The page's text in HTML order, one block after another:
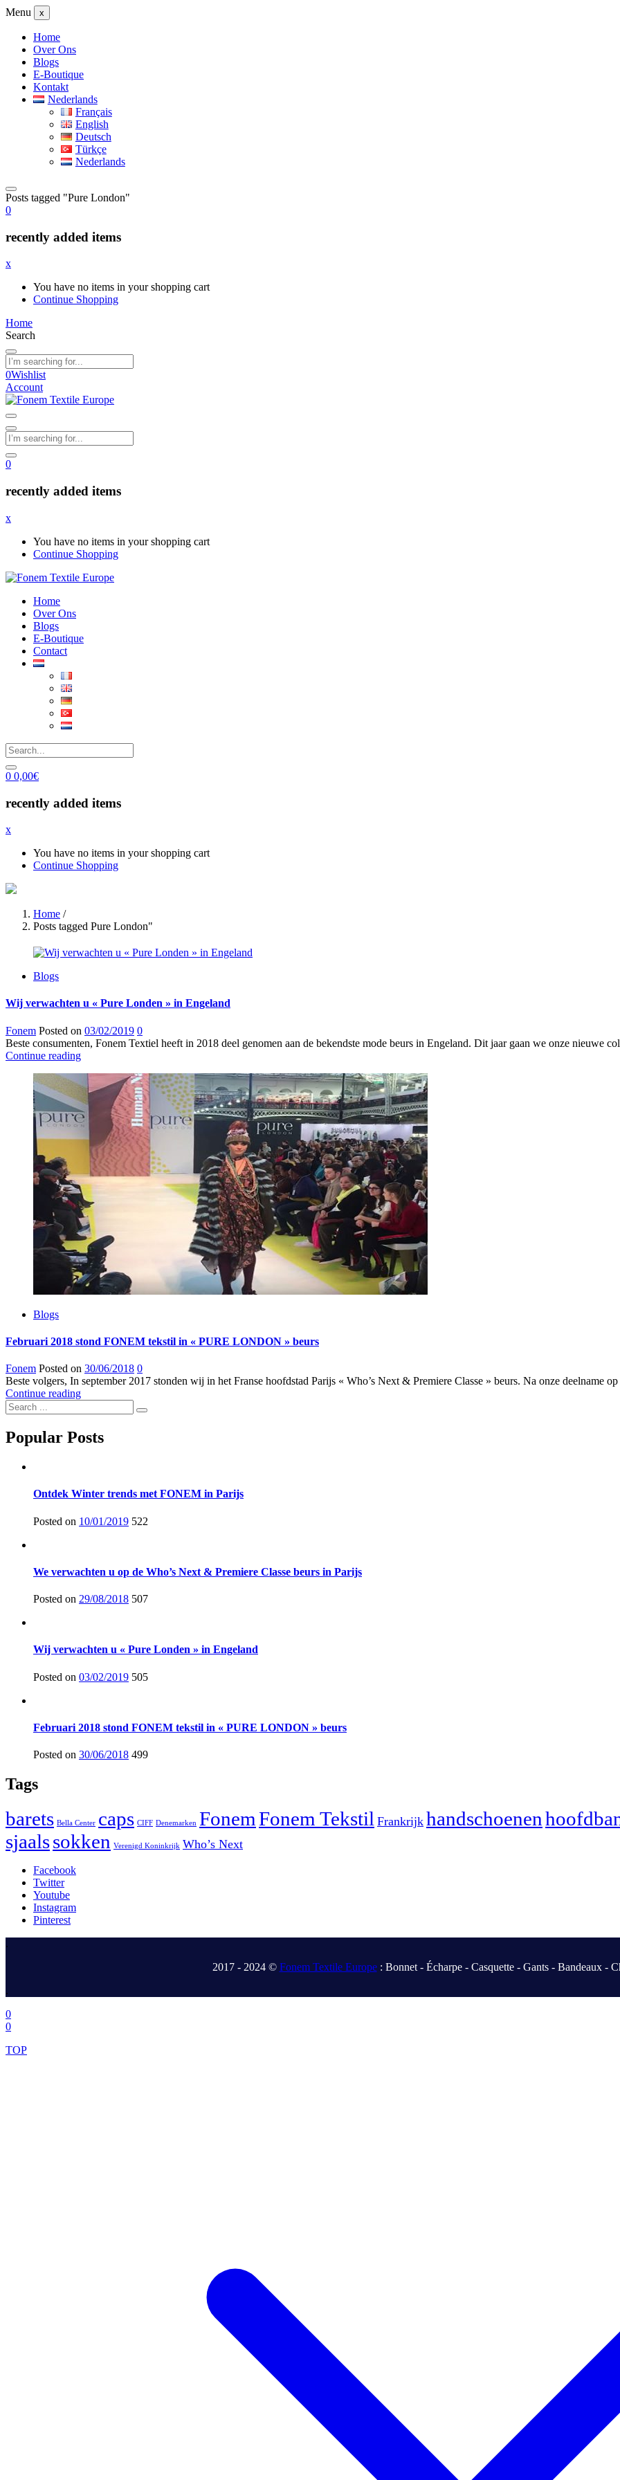
Menu x
Home
Over Ons
Blogs
E-Boutique
Kontakt
Nederlands
Français
English
Deutsch
Türkçe
Nederlands
Posts tagged "Pure London"
0
recently added items
x
You have no items in your shopping cart
Continue Shopping
Home
Search
0Wishlist
Account
0
recently added items
x
You have no items in your shopping cart
Continue Shopping
Home
Over Ons
Blogs
E-Boutique
Contact
0 0,00€
recently added items
x
You have no items in your shopping cart
Continue Shopping
Home /
Posts tagged Pure London"
Blogs
Wij verwachten u « Pure Londen » in Engeland
Fonem Posted on 03/02/2019 0
Beste consumenten, Fonem Textiel heeft in 2018 deel genomen aan de bekendste mode beurs in Engeland. Dit jaar gaan we onze nieuwe
Continue reading
Blogs
Februari 2018 stond FONEM tekstil in « PURE LONDON » beurs
Fonem Posted on 30/06/2018 0
Beste volgers, In september 2017 stonden wij in het Franse hoofdstad Parijs « Who’s Next & Premiere Classe » beurs. Na onze deelname op
Continue reading
Popular Posts
Ontdek Winter trends met FONEM in Parijs
Posted on 10/01/2019 522
We verwachten u op de Who’s Next & Premiere Classe beurs in Parijs
Posted on 29/08/2018 507
Wij verwachten u « Pure Londen » in Engeland
Posted on 03/02/2019 505
Februari 2018 stond FONEM tekstil in « PURE LONDON » beurs
Posted on 30/06/2018 499
Tags
barets Bella Center caps CIFF Denemarken FonemFonem Tekstil Frankrijk handschoenen
sjaalssokken Verenigd Koninkrijk Who’s Next
Facebook
Twitter
Youtube
Instagram
Pinterest
.
2017 - 2024 © Fonem Textile Europe: Bonnet - Écharpe - Casquette - Gants - Bandeaux -
.
0
0
TOP